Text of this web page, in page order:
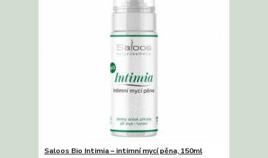
Saloos Bio Intimia – intimní mycí pěna, 150ml